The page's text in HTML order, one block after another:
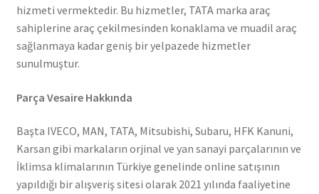
hizmeti vermektedir. Bu hizmetler, TATA marka araç
sahiplerine araç çekilmesinden konaklama ve muadil araç
sağlanmaya kadar geniş bir yelpazede hizmetler
sunulmuştur.
Parça Vesaire Hakkında
Başta IVECO, MAN, TATA, Mitsubishi, Subaru, HFK Kanuni,
Karsan gibi markaların orjinal ve yan sanayi parçalarının ve
İklimsa klimalarının Türkiye genelinde online satışının
yapıldığı bir alışveriş sitesi olarak 2021 yılında faaliyetine